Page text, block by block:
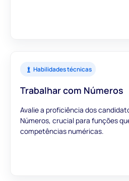
Habilidades técnicas
Trabalhar com Números
Avalie a proficiência dos
Números, crucial para funções
competências numéricas.